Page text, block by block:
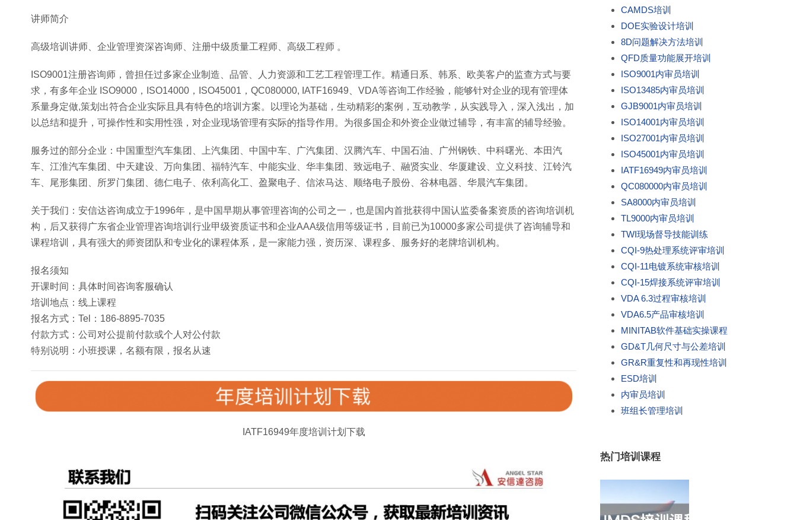
讲师简介
高级培训讲师、企业管理资深咨询师、注册中级质量工程师、高级工程师 。
ISO9001注册咨询师，曾担任过多家企业制造、品管、人力资源和工艺工程管理工作。精通日系、韩系、欧美客户的监查方式与要
求，有多年企业 ISO9000，ISO14000，ISO45001，QC080000, IATF16949、VDA等咨询工作经验，能够针对企业的现有管理体
系量身定做,策划出符合企业实际且具有特色的培训方案。以理论为基础，生动精彩的案例，互动教学，从实践导入，深入浅出，加
以总结和提升，可操作性和实用性强，对企业现场管理有实际的指导作用。为很多国企和外资企业做过辅导，有丰富的辅导经验。
服务过的部分企业：中国重型汽车集团、上汽集团、中国中车、广汽集团、汉腾汽车、中国石油、广州钢铁、中科曙光、本田汽
车、江淮汽车集团、中天建设、万向集团、福特汽车、中能实业、华丰集团、致远电子、融贤实业、华厦建设、立义科技、江铃汽
车、尾形集团、所罗门集团、德仁电子、依利高化工、盈聚电子、信浓马达、顺络电子股份、谷林电器、华晨汽车集团。
关于我们：安信达咨询成立于1996年，是中国早期从事管理咨询的公司之一，也是国内首批获得中国认监委备案资质的咨询培训机
构，后又获得广东省企业管理咨询培训行业甲级资质证书和企业AAA级信用等级证书，目前已为10000多家公司提供了咨询辅导和
课程培训，具有强大的师资团队和专业化的课程体系，是一家能力强，资历深、课程多、服务好的老牌培训机构。
报名须知
开课时间：具体时间咨询客服确认
培训地点：线上课程
报名方式：Tel：186-8895-7035
付款方式：公司对公提前付款或个人对公付款
特别说明：小班授课，名额有限，报名从速
IATF16949年度培训计划下载
CAMDS培训
DOE实验设计培训
8D问题解决方法培训
QFD质量功能展开培训
ISO9001内审员培训
ISO13485内审员培训
GJB9001内审员培训
ISO14001内审员培训
ISO27001内审员培训
ISO45001内审员培训
IATF16949内审员培训
QC080000内审员培训
SA8000内审员培训
TL9000内审员培训
TWI现场督导技能训练
CQI-9热处理系统评审培训
CQI-11电镀系统审核培训
CQI-15焊接系统评审培训
VDA 6.3过程审核培训
VDA6.5产品审核培训
MINITAB软件基础实操课程
GD&T几何尺寸与公差培训
GR&R重复性和再现性培训
ESD培训
内审员培训
班组长管理培训
热门培训课程